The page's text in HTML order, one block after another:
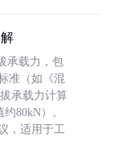
承载力，包
准（如《混
承载力计算
80kN）。
，适用于工